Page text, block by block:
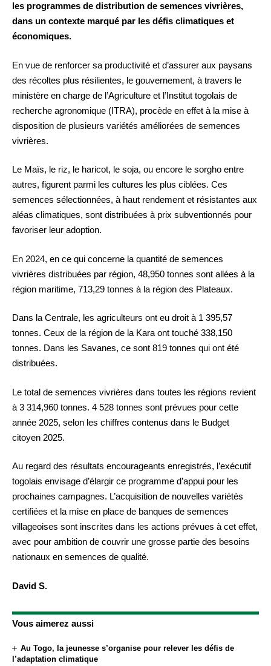
les programmes de distribution de semences vivrières,
dans un contexte marqué par les défis climatiques et
économiques.
En vue de renforcer sa productivité et d’assurer aux paysans
des récoltes plus résilientes, le gouvernement, à travers le
ministère en charge de l’Agriculture et l’Institut togolais de
recherche agronomique (ITRA), procède en effet à la mise à
disposition de plusieurs variétés améliorées de semences
vivrières.
Le Maïs, le riz, le haricot, le soja, ou encore le sorgho entre
autres, figurent parmi les cultures les plus ciblées. Ces
semences sélectionnées, à haut rendement et résistantes aux
aléas climatiques, sont distribuées à prix subventionnés pour
favoriser leur adoption.
En 2024, en ce qui concerne la quantité de semences
vivrières distribuées par région, 48,950 tonnes sont allées à la
région maritime, 713,29 tonnes à la région des Plateaux.
Dans la Centrale, les agriculteurs ont eu droit à 1 395,57
tonnes. Ceux de la région de la Kara ont touché 338,150
tonnes. Dans les Savanes, ce sont 819 tonnes qui ont été
distribuées.
Le total de semences vivrières dans toutes les régions revient
à 3 314,960 tonnes. 4 528 tonnes sont prévues pour cette
année 2025, selon les chiffres contenus dans le Budget
citoyen 2025.
Au regard des résultats encourageants enregistrés, l’exécutif
togolais envisage d’élargir ce programme d’appui pour les
prochaines campagnes. L’acquisition de nouvelles variétés
certifiées et la mise en place de banques de semences
villageoises sont inscrites dans les actions prévues à cet effet,
avec pour ambition de couvrir une grosse partie des besoins
nationaux en semences de qualité.
David S.
Vous aimerez aussi
Au Togo, la jeunesse s’organise pour relever les défis de
l’adaptation climatique